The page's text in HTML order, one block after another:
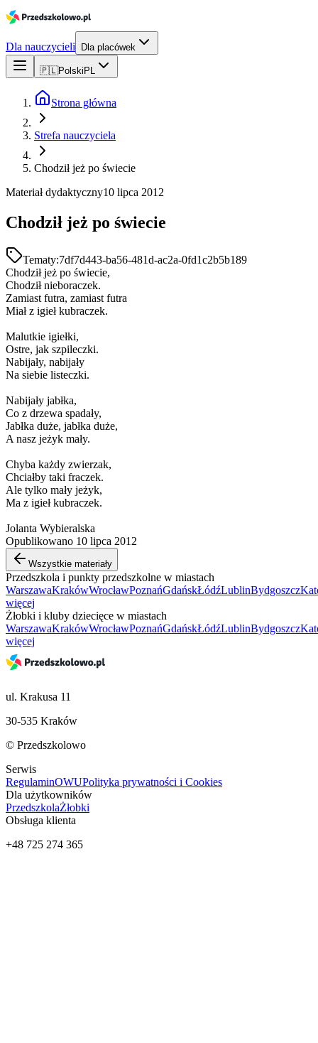
Dla nauczycieli Dla placówek
🇵🇱Polski PL
Strona główna
Strefa nauczyciela
Chodził jeż po świecie
Materiał dydaktyczny10 lipca 2012
Chodził jeż po świecie
Tematy:7df7d443-ba56-481d-ac2a-0fd1c2b5b189
Chodził jeż po świecie,
Chodził nieboraczek.
Zamiast futra, zamiast futra
Miał z igieł kubraczek.
Malutkie igiełki,
Ostre, jak szpileczki.
Nabijały, nabijały
Na siebie listeczki.
Nabijały jabłka,
Co z drzewa spadały,
Jabłka duże, jabłka duże,
A nasz jeżyk mały.
Chyba każdy zwierzak,
Chciałby taki fraczek.
Ale tylko mały jeżyk,
Ma z igieł kubraczek.
Jolanta Wybieralska
Opublikowano 10 lipca 2012
Wszystkie materiały
Przedszkola i punkty przedszkolne w miastach
WarszawaKrakówWrocławPoznańGdańskŁódźLublinBydgoszcz
więcej
Żłobki i kluby dziecięce w miastach
WarszawaKrakówWrocławPoznańGdańskŁódźLublinBydgoszcz
więcej
ul. Krakusa 11
30-535 Kraków
© Przedszkolowo
Serwis
RegulaminOWUPolityka prywatności i Cookies
Dla użytkowników
PrzedszkolaŻłobki
Obsługa klienta
+48 725 274 365